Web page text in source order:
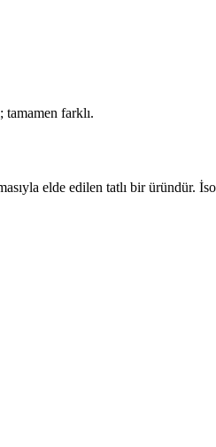
tamamen farklı.
elde edilen tatlı bir üründür.